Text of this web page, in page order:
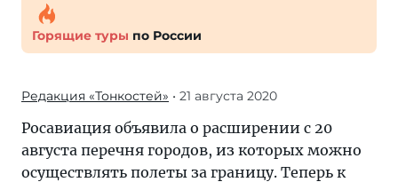
Горящие туры по России
Редакция «Тонкостей» • 21 августа 2020
Росавиация объявила о расширении с 20
августа перечня городов, из которых можно
осуществлять полеты за границу. Теперь к